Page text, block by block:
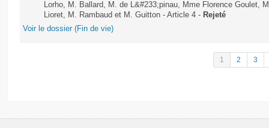
Lorho, M. Ballard, M. de L&#233;pinau, Mme Florence Goulet,
Lioret, M. Rambaud et M. Guitton - Article 4 - Rejeté
Voir le dossier (Fin de vie)
1 2 3